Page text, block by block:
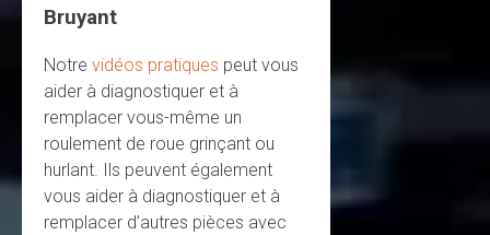
Bruyant
Notre vidéos pratiques peut vous
aider à diagnostiquer et à
remplacer vous-même un
roulement de roue grinçant ou
hurlant. Ils peuvent également
vous aider à diagnostiquer et à
remplacer d’autres pièces avec